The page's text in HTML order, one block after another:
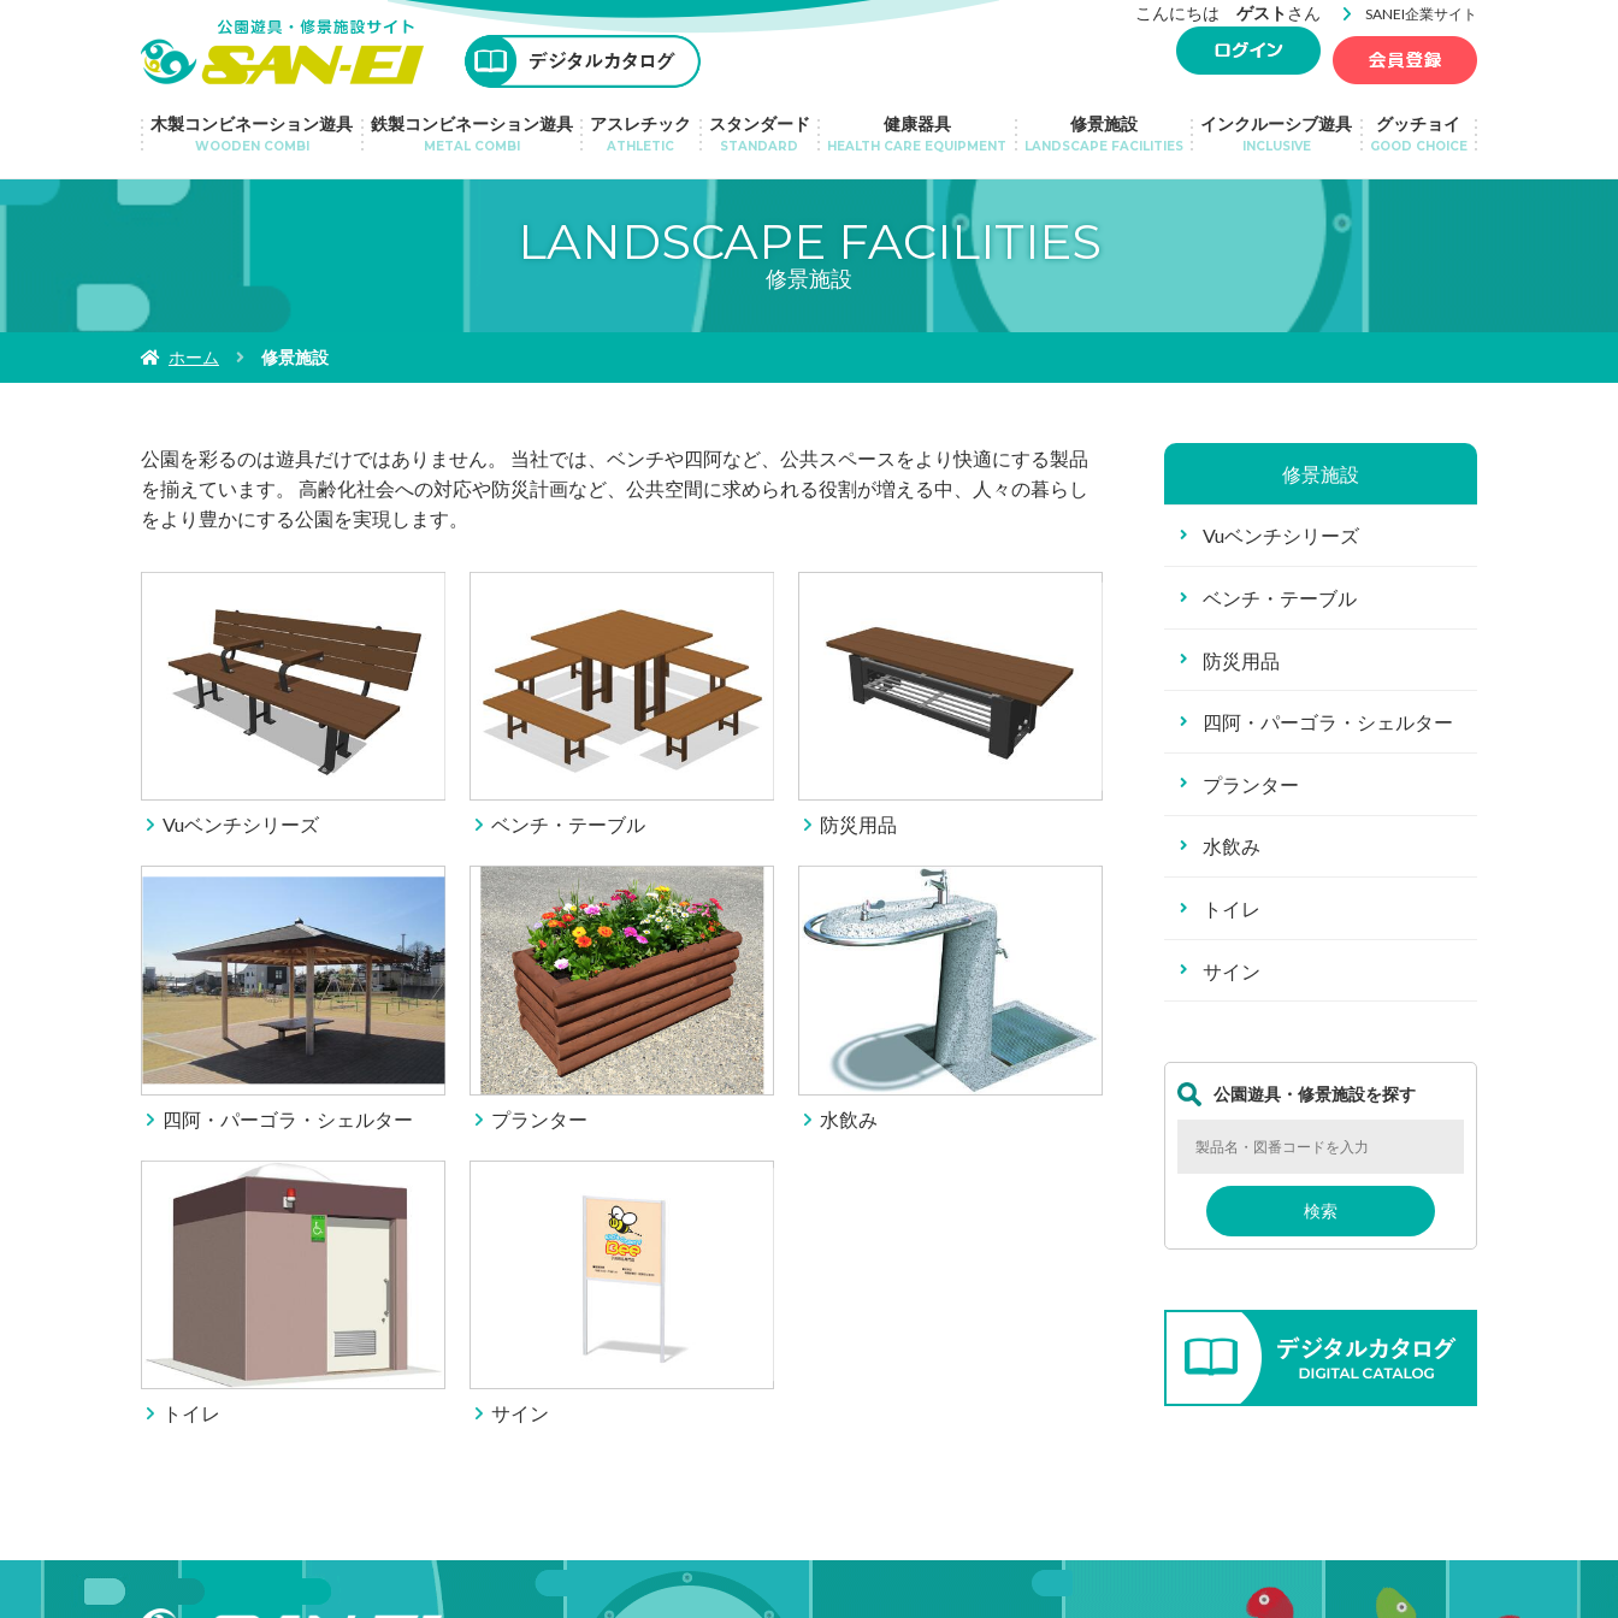
景観遊具・修景施設サイト｜株式会社 三英 (SAN-EI)
木製コンビネーション遊具
WOODEN COMBI
鉄製コンビネーション遊具
METAL COMBI
アスレチック
ATHLETIC
スタンダード
STANDARD
健康器具
HEALTH CARE EQUIPMENT
修景施設
LANDSCAPE FACILITIES
インクルーシブ遊具
INCLUSIVE
グッチョイ
GOOD CHOICE
SANEI企業サイト
こんにちは ゲストさん
修景施設
LANDSCAPE FACILITIES
ホーム 修景施設
公園を彩るのは遊具だけではありません。 当社では、ベンチや四阿など、公共スペースをより快適にする製品
を揃えています。 高齢化社会への対応や防災計画など、公共空間に求められる役割が増える中、人々の暮らし
をより豊かにする公園を実現します。
Vuベンチシリーズ ベンチ・テーブル 防災用品
四阿・パーゴラ・シェルター プランター 水飲み
トイレ サイン
修景施設
Vuベンチシリーズ
ベンチ・テーブル
防災用品
四阿・パーゴラ・シェルター
プランター
水飲み
トイレ
サイン
公園遊具・修景施設を探す